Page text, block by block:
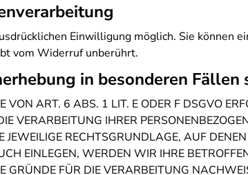
Einwilligung möglich. Sie
vom Widerruf unberührt.
in besonderen
ART. 6 ABS. 1 LIT. E ODER F DSGVO
VERARBEITUNG IHRER
RECHTSGRUNDLAGE, AUF
EINLEGEN, WERDEN WIR IHRE
FÜR DIE VERARBEITUNG